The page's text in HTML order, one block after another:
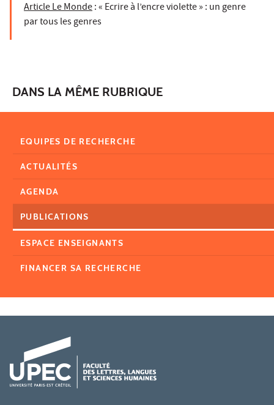
Article Le Monde: « Ecrire à l’encre violette » : un genre
par tous les genres
DANS LA MÊME RUBRIQUE
EQUIPES DE RECHERCHE
ACTUALITÉS
AGENDA
PUBLICATIONS
ESPACE ENSEIGNANTS
FINANCER SA RECHERCHE